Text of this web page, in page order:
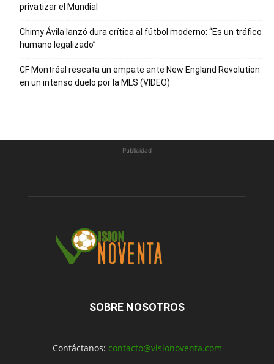
privatizar el Mundial
Chimy Ávila lanzó dura crítica al fútbol moderno: “Es un tráfico
humano legalizado”
CF Montréal rescata un empate ante New England Revolution
en un intenso duelo por la MLS (VIDEO)
Publicidad
SOBRE NOSOTROS
Contáctanos: contacto@visionoventa.com